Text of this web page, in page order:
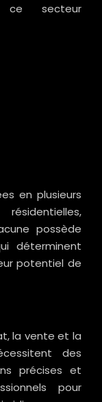
ce secteur
en plusieurs
possède
déterminent
potentiel de
la vente et la
des
précises et
pour